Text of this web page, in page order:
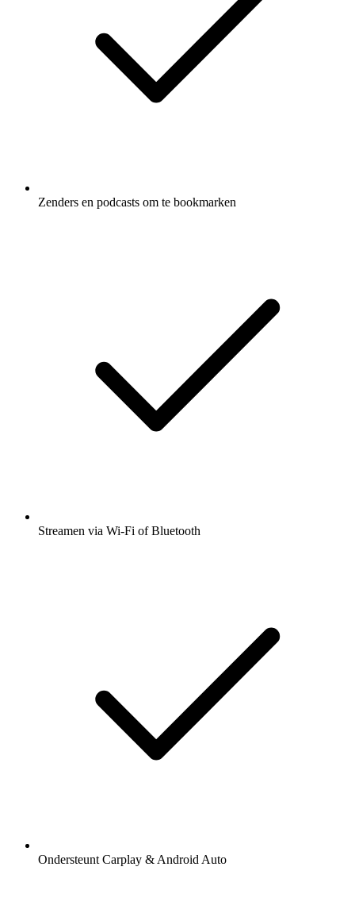
Zenders en podcasts om te bookmarken
Streamen via Wi-Fi of Bluetooth
Ondersteunt Carplay & Android Auto